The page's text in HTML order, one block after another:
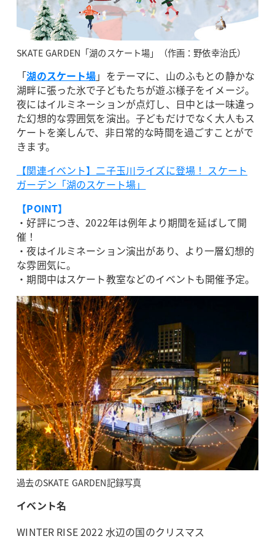
SKATE GARDEN「湖のスケート場」（作画：野依幸治氏）
「湖のスケート場」をテーマに、山のふもとの静かな
湖畔に張った氷で子どもたちが遊ぶ様子をイメージ。
夜にはイルミネーションが点灯し、日中とは一味違っ
た幻想的な雰囲気を演出。子どもだけでなく大人もス
ケートを楽しんで、非日常的な時間を過ごすことがで
きます。
【関連イベント】二子玉川ライズに登場！ スケート
ガーデン「湖のスケート場」
【POINT】
・好評につき、2022年は例年より期間を延ばして開
催！
・夜はイルミネーション演出があり、より一層幻想的
な雰囲気に。
・期間中はスケート教室などのイベントも開催予定。
過去のSKATE GARDEN記録写真
イベント名
WINTER RISE 2022 水辺の国のクリスマス